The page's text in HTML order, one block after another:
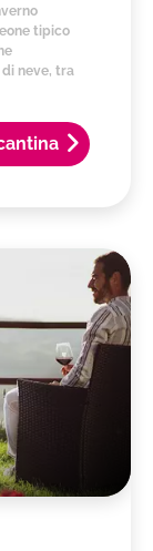
tipico
neve, tra